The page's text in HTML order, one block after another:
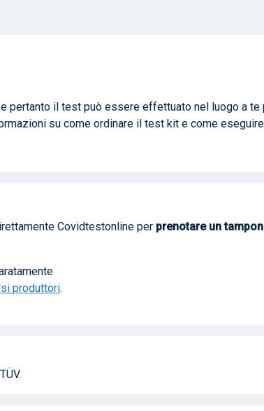
pertanto il test può essere effettuato nel luogo a te
su come ordinare il test kit e come
Covidtestonline per prenotare un
produttori.